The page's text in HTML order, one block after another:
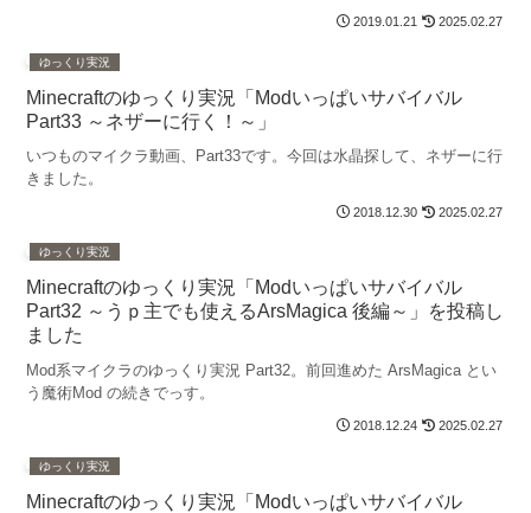
2019.01.21 2025.02.27
ゆっくり実況
Minecraftのゆっくり実況「Modいっぱいサバイバル
Part33 ～ネザーに行く！～」
いつものマイクラ動画、Part33です。今回は水晶探して、ネザーに行
きました。
2018.12.30 2025.02.27
ゆっくり実況
Minecraftのゆっくり実況「Modいっぱいサバイバル
Part32 ～うｐ主でも使えるArsMagica 後編～」を投稿し
ました
Mod系マイクラのゆっくり実況 Part32。前回進めた ArsMagica とい
う魔術Mod の続きでっす。
2018.12.24 2025.02.27
ゆっくり実況
Minecraftのゆっくり実況「Modいっぱいサバイバル